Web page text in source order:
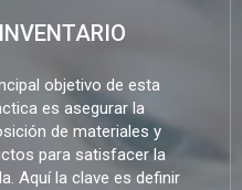
objetivo de esta
es asegurar la
de materiales y
para satisfacer la
Aquí la clave es definir